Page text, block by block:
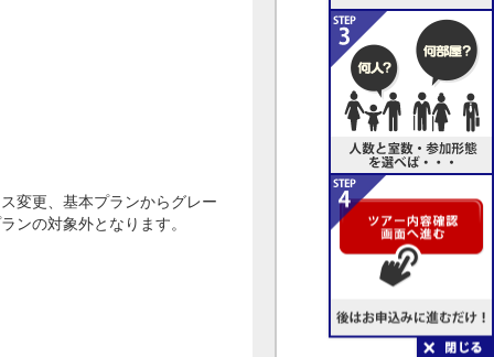
変更、基本プランからグレー
ンの対象外となります。